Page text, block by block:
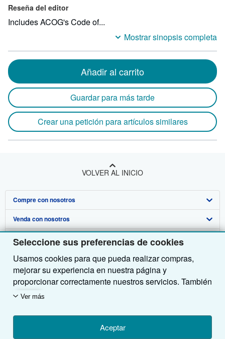
Seleccione sus preferencias de cookies
Usamos cookies para que pueda realizar compras,
mejorar su experiencia en nuestra página y
proporcionar correctamente nuestros servicios. También
utilizamos cookies para comprender el modo en que los
midiendo las visitas al sitio) y así poder realizar
mejoras. Si está de acuerdo, también utilizaremos
Ver más
Aceptar
Reseña del editor
Includes ACOG's Code of...
Mostrar sinopsis completa
Añadir al carrito
Guardar para más tarde
Crear una petición para artículos similares
VOLVER AL INICIO
Compre con nosotros
Búsqueda avanzada
Colecciones
Mi cuenta
Mis pedidos
Ver carrito
Venda con nosotros
Comenzar a vender
Únase a nuestro programa de afiliados
Recomiende un vendedor
Sobre nosotros
Sobre IberLibro
Medios
Empleo
Política de Privacidad
Obtener Ayuda
Preguntas frecuentes y guías
Atención al Cliente
Otras compañías de AbeBooks
AbeBooks.com
AbeBooks.co.uk
Siga a IberLibro